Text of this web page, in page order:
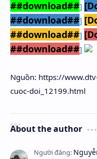
##download##]
##download##]
##download##]
##download##]
Nguồn: https://
cuoc-doi_12199.html
About the author